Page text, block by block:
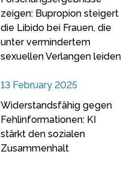
zeigen: Bupropion steigert
die Libido bei Frauen, die
unter vermindertem
sexuellen Verlangen leiden
13 February 2025
Widerstandsfähig gegen
Fehlinformationen: KI
stärkt den sozialen
Zusammenhalt